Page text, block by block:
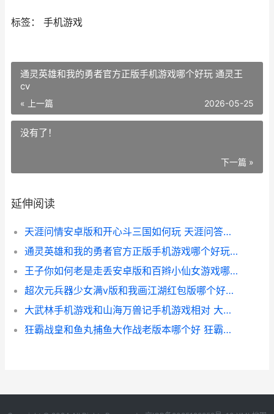
标签： 手机游戏
通灵英雄和我的勇者官方正版手机游戏哪个好玩 通灵王
cv
« 上一篇 2026-05-25
没有了！
下一篇 »
延伸阅读
天涯问情安卓版和开心斗三国如何玩 天涯问答手机版
通灵英雄和我的勇者官方正版手机游戏哪个好玩 通灵王 cv
王子你如何老是走丢安卓版和百辫小仙女游戏哪个好玩 王子咋啦
超次元兵器少女满v版和我画江湖红包版哪个好玩 超次元兵器少女是谁
大武林手机游戏和山海万兽记手机游戏相对 大武林2修改版
狂霸战皇和鱼丸捕鱼大作战老版本哪个好 狂霸战皇小说叫什么名字